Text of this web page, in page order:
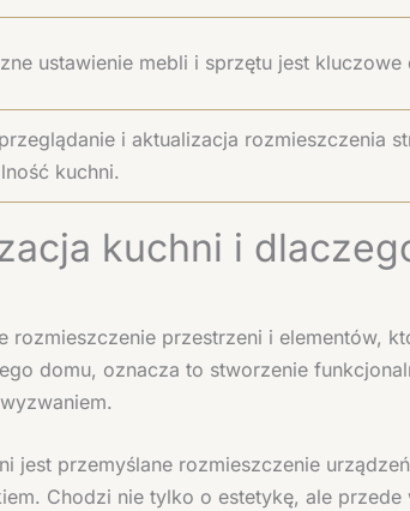
ustawienie mebli i sprzętu jest
i aktualizacja rozmieszczenia
kuchni.
kuchni i
rozmieszczenie przestrzeni i elementów,
domu, oznacza to stworzenie
jest przemyślane rozmieszczenie
Chodzi nie tylko o estetykę, ale